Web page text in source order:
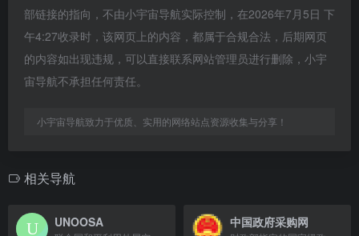
部链接的指向，不由小宇宙导航实际控制，在2026年7月5日 下
午4:27收录时，该网页上的内容，都属于合规合法，后期网页
的内容如出现违规，可以直接联系网站管理员进行删除，小宇
宙导航不承担任何责任。
小宇宙导航致力于优质、实用的网络站点资源收集与分享！
相关导航
UNOOSA 中国政府采购网